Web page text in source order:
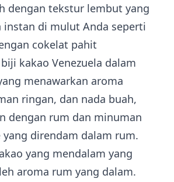
dengan tekstur lembut yang
instan di mulut Anda seperti
cokelat pahit
kakao Venezuela dalam
menawarkan aroma
ringan, dan nada buah,
dengan rum dan minuman
yang direndam dalam rum.
yang mendalam yang
aroma rum yang dalam.